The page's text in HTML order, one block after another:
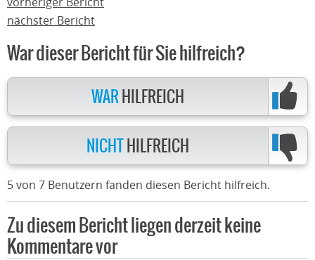
nächster Bericht
War dieser Bericht für Sie hilfreich?
WAR HILFREICH
NICHT HILFREICH
5 von 7 Benutzern fanden diesen Bericht hilfreich.
Zu diesem Bericht liegen derzeit keine
Kommentare vor